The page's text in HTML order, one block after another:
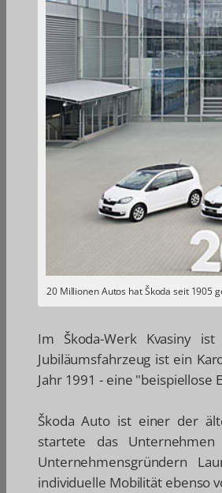
20 Millionen Autos hat Škoda seit 1905
Im Škoda-Werk Kvasiny
Jubiläumsfahrzeug ist ein
Jahr 1991 - eine "beispiellose
Škoda Auto ist einer der
startete das
Unternehmensgründern
individuelle Mobilität ebenso